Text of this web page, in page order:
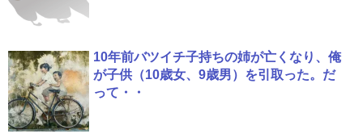
10年前バツイチ子持ちの姉が亡くなり、俺
が子供（10歳女、9歳男）を引取った。だ
って・・